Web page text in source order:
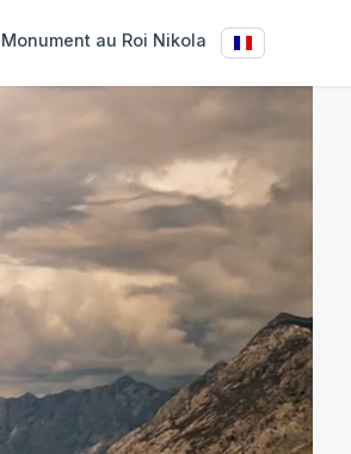
Monument au Roi Nikola